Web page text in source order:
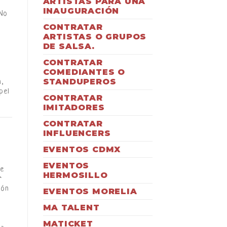
INAUGURACIÓN
CONTRATAR
ARTISTAS O GRUPOS
DE SALSA.
CONTRATAR
COMEDIANTES O
STANDUPEROS
CONTRATAR
IMITADORES
CONTRATAR
INFLUENCERS
EVENTOS CDMX
EVENTOS
HERMOSILLO
EVENTOS MORELIA
MA TALENT
MATICKET